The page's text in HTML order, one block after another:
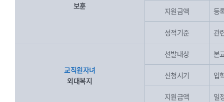
보훈
지원금액 등
성적기준 관
교직원자녀
외대복지
선발대상 본
신청시기 입
지원금액 일